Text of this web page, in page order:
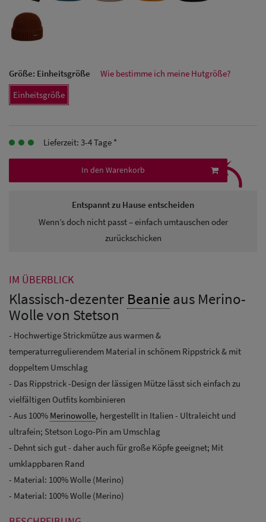
Herren
Baseball Cpas
Schutz Caps
Größe: Einheitsgröße
Wie bestimme ich meine Hutgröße?
Einheitsgröße
Lieferzeit: 3-4 Tage *
In den Warenkorb
Entspannt zu Hause entscheiden
Wenn’s doch nicht passt – einfach umtauschen oder
zurückschicken
⤹
IM ÜBERBLICK
Klassisch-dezenter Beanieaus Merino-
Wolle von Stetson
- Hochwertige Strickmütze aus warmen &
temperaturregulierendem Material in schönem Rippstrick & mit
doppeltem Umschlag
- Das Rippstrick -Design der lässigen Mütze lässt sich einfach zu
vielfältigen Outfits kombinieren
- Aus 100% Merinowolle, hergestellt in Italien - Ultraleicht und
ultrafein; Stetson Logo-Pin am Umschlag
- Dehnt sich gut - daher auch für große Köpfe geeignet; Mit
umklappbaren Rand
- Material: 100% Wolle (Merino)
- Material: 100% Wolle (Merino)